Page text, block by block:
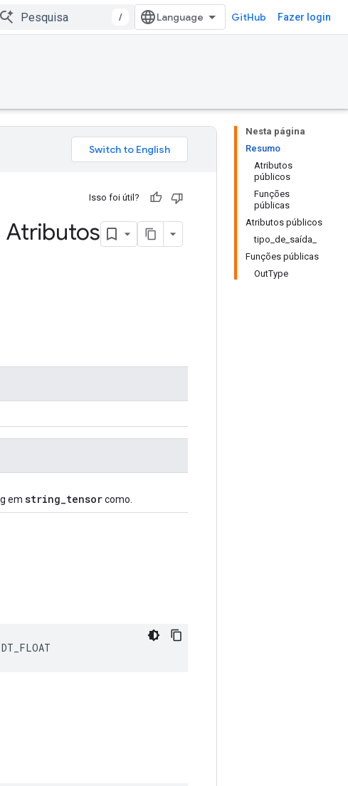
/ GitHub Fazer login
Nesta página
Resumo
Atributos
públicos
Funções
públicas
Atributos públicos
tipo_de_saída_
Funções públicas
OutType
Isso foi útil?
Atributos
em string_tensorcomo.
DT_FLOAT